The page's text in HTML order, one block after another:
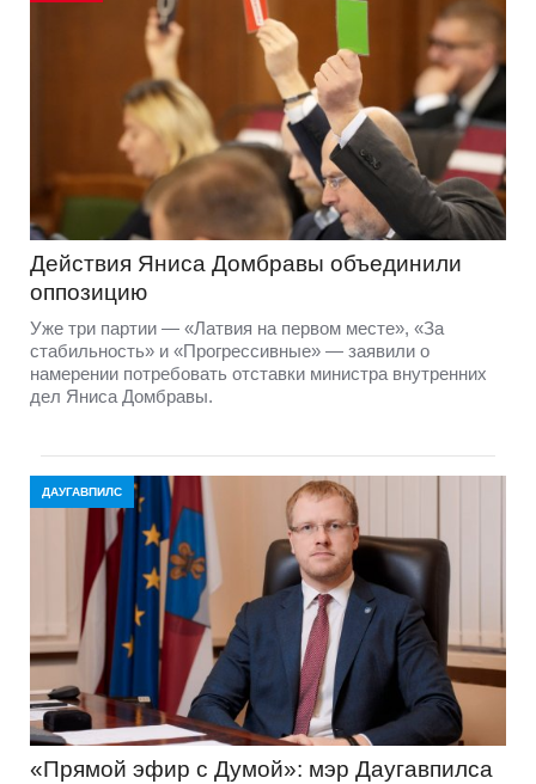
Действия Яниса Домбравы объединили
оппозицию
Уже три партии — «Латвия на первом месте», «За
стабильность» и «Прогрессивные» — заявили о
намерении потребовать отставки министра внутренних
дел Яниса Домбравы.
ДАУГАВПИЛС
«Прямой эфир с Думой»: мэр Даугавпилса